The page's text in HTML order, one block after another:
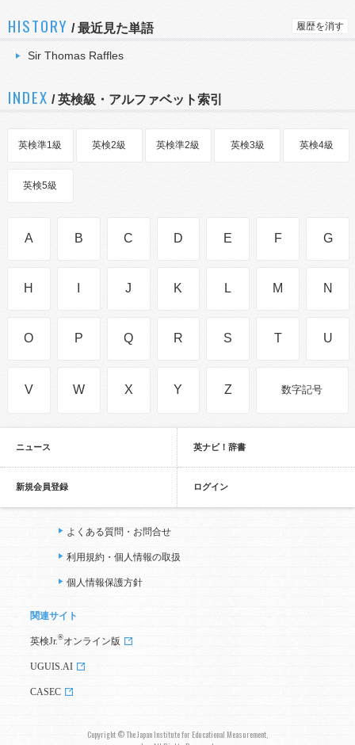
HISTORY /最近見た単語 履歴を消す
Sir Thomas Raffles
INDEX / 英検級・アルファベット索引
英検準1級 英検2級 英検準2級 英検3級 英検4級
英検5級
A B C D E F G
H J K L M N
O P Q R S T U
V W X Y Z 数字記号
ニュース 英ナビ！辞書
新規会員登録 ログイン
よくある質問・お問合せ
利用規約・個人情報の取扱
個人情報保護方針
関連サイト
英検Jr. ®オンライン版
UGUIS.AI
CASEC
Copyright © The Japan Institute for Educational Measurement,